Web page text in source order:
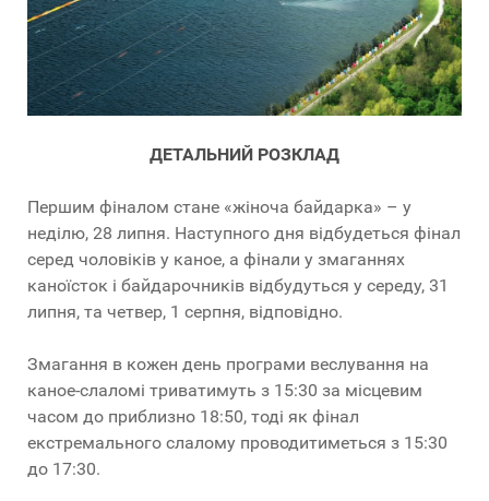
ДЕТАЛЬНИЙ РОЗКЛАД
Першим фіналом стане «жіноча байдарка» – у
неділю, 28 липня. Наступного дня відбудеться фінал
серед чоловіків у каное, а фінали у змаганнях
каноїсток і байдарочників відбудуться у середу, 31
липня, та четвер, 1 серпня, відповідно.
Змагання в кожен день програми веслування на
каное-слаломі триватимуть з 15:30 за місцевим
часом до приблизно 18:50, тоді як фінал
екстремального слалому проводитиметься з 15:30
до 17:30.